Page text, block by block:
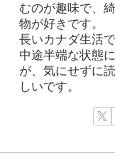
むのが趣味で、
物が好きです。
長いカナダ生活
中途半端な状態
が、気にせずに
しいです。